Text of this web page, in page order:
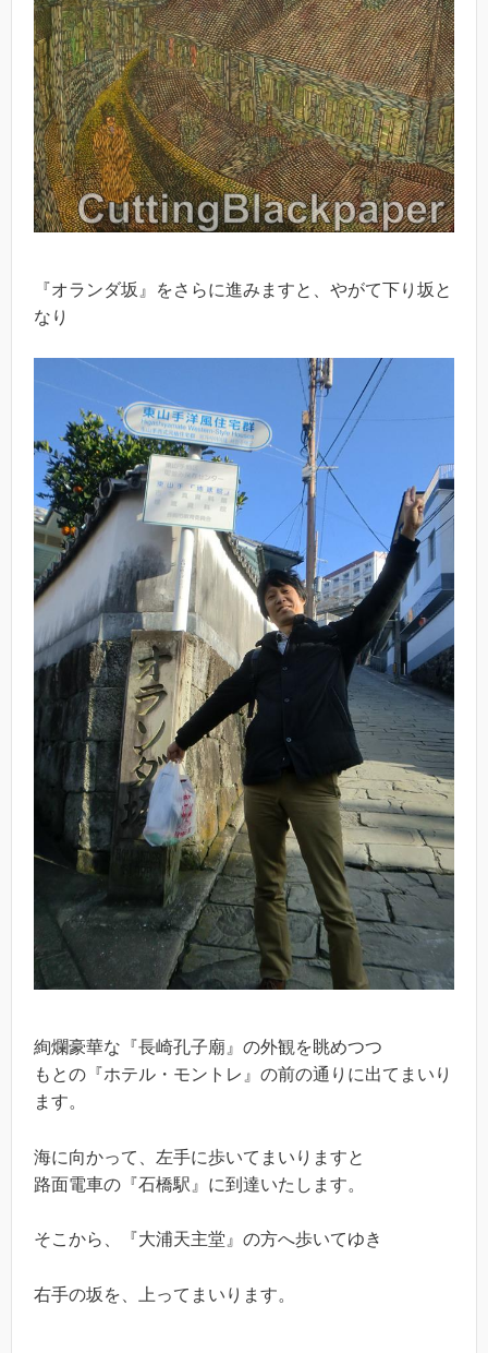
『オランダ坂』をさらに進みますと、やがて下り坂と
なり
絢爛豪華な『長崎孔子廟』の外観を眺めつつ
もとの『ホテル・モントレ』の前の通りに出てまいり
ます。
海に向かって、左手に歩いてまいりますと
路面電車の『石橋駅』に到達いたします。
そこから、『大浦天主堂』の方へ歩いてゆき
右手の坂を、上ってまいります。